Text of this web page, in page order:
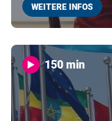
WEITERE INFOS
150 min